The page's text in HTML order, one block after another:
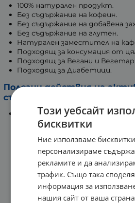
100% натурален продукт.
Без съдържание на кофеин.
Без съдържание на добавена
Без съдържание на глутен.
Натурален заместител на
Подходящ за консумация от
Подходящ за Вегани и
Подходящ за Диабетици.
Полезни действия на
съставки:
Цикория
Цикорията е богата на
магнезий, манган,
обяснява всички ползи за
осигурява цикорията за
Цикорията подобрява
съдържа растителни
антиаритмично и
Фенолите са
Този уебсайт
бисквитки
Ние използваме
персонализираме
рекламите и да
трафик. Също така
информация за
нашия сайт от ваша